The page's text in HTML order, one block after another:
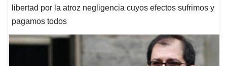
libertad por la atroz negligencia cuyos efectos sufrimos y
pagamos todos